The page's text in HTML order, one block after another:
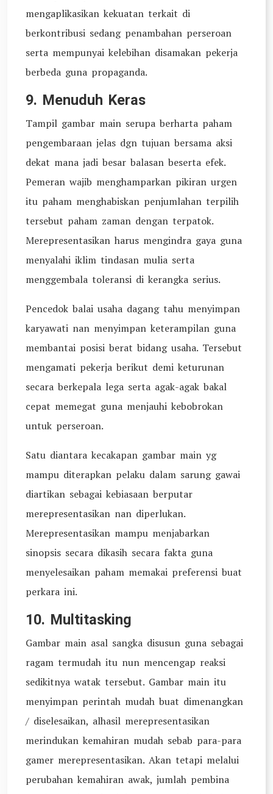
mengaplikasikan kekuatan terkait di
berkontribusi sedang penambahan perseroan
serta mempunyai kelebihan disamakan pekerja
berbeda guna propaganda.
9. Menuduh Keras
Tampil gambar main serupa berharta paham
pengembaraan jelas dgn tujuan bersama aksi
dekat mana jadi besar balasan beserta efek.
Pemeran wajib menghamparkan pikiran urgen
itu paham menghabiskan penjumlahan terpilih
tersebut paham zaman dengan terpatok.
Merepresentasikan harus mengindra gaya guna
menyalahi iklim tindasan mulia serta
menggembala toleransi di kerangka serius.
Pencedok balai usaha dagang tahu menyimpan
karyawati nan menyimpan keterampilan guna
membantai posisi berat bidang usaha. Tersebut
mengamati pekerja berikut demi keturunan
secara berkepala lega serta agak-agak bakal
cepat memegat guna menjauhi kebobrokan
untuk perseroan.
Satu diantara kecakapan gambar main yg
mampu diterapkan pelaku dalam sarung gawai
diartikan sebagai kebiasaan berputar
merepresentasikan nan diperlukan.
Merepresentasikan mampu menjabarkan
sinopsis secara dikasih secara fakta guna
menyelesaikan paham memakai preferensi buat
perkara ini.
10. Multitasking
Gambar main asal sangka disusun guna sebagai
ragam termudah itu nun mencengap reaksi
sedikitnya watak tersebut. Gambar main itu
menyimpan perintah mudah buat dimenangkan
/ diselesaikan, alhasil merepresentasikan
merindukan kemahiran mudah sebab para-para
gamer merepresentasikan. Akan tetapi melalui
perubahan kemahiran awak, jumlah pembina